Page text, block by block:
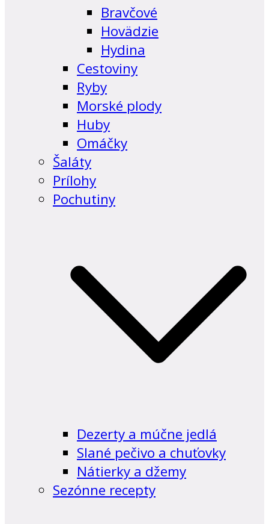
Bravčové
Hovädzie
Hydina
Cestoviny
Ryby
Morské plody
Huby
Omáčky
Šaláty
Prílohy
Pochutiny
Dezerty a múčne jedlá
Slané pečivo a chuťovky
Nátierky a džemy
Sezónne recepty